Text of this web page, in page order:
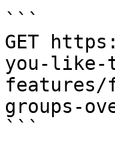
```
GET
you-like-
groups-
```